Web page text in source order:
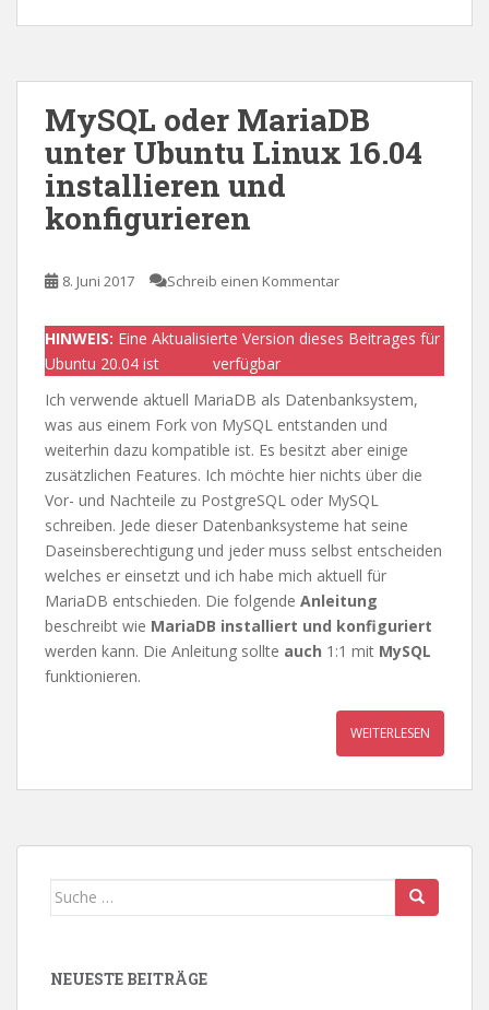
MySQL oder MariaDB
unter Ubuntu Linux 16.04
installieren und
konfigurieren
8. Juni 2017 Schreib einen Kommentar
HINWEIS: Eine Aktualisierte Version dieses Beitrages für
Ubuntu 20.04 ist
verfügbar
Ich verwende aktuell MariaDB als Datenbanksystem,
was aus einem Fork von MySQL entstanden und
weiterhin dazu kompatible ist. Es besitzt aber einige
zusätzlichen Features. Ich möchte hier nichts über die
Vor- und Nachteile zu PostgreSQL oder MySQL
schreiben. Jede dieser Datenbanksysteme hat seine
Daseinsberechtigung und jeder muss selbst entscheiden
welches er einsetzt und ich habe mich aktuell für
MariaDB entschieden. Die folgende Anleitung
beschreibt wie MariaDB installiert und konfiguriert
werden kann. Die Anleitung sollte auch 1:1 mit MySQL
funktionieren.
WEITERLESEN
Suche
NEUESTE BEITRÄGE